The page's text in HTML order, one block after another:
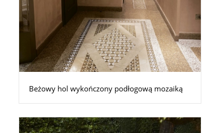
Beżowy hol wykończony podłogową mozaiką